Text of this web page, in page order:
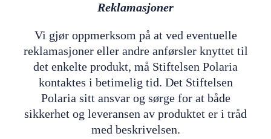
Reklamasjoner
Vi gjør oppmerksom på at ved eventuelle
reklamasjoner eller andre anførsler knyttet til
det enkelte produkt, må Stiftelsen Polaria
kontaktes i betimelig tid. Det Stiftelsen
Polaria sitt ansvar og sørge for at både
sikkerhet og leveransen av produktet er i tråd
med beskrivelsen.